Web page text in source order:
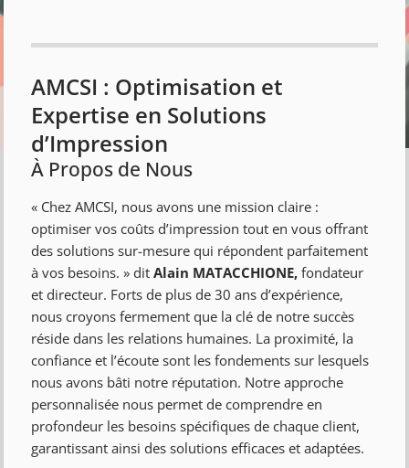
AMCSI : Optimisation et
Expertise en Solutions
d’Impression
À Propos de Nous
« Chez AMCSI, nous avons une mission claire :
optimiser vos coûts d’impression tout en vous offrant
des solutions sur-mesure qui répondent parfaitement
à vos besoins. » ditAlain MATACCHIONE, fondateur
et directeur. Forts de plus de 30 ans d’expérience,
nous croyons fermement que la clé de notre succès
réside dans les relations humaines. La proximité, la
confiance et l’écoute sont les fondements sur lesquels
nous avons bâti notre réputation. Notre approche
personnalisée nous permet de comprendre en
profondeur les besoins spécifiques de chaque client,
garantissant ainsi des solutions efficaces et adaptées.